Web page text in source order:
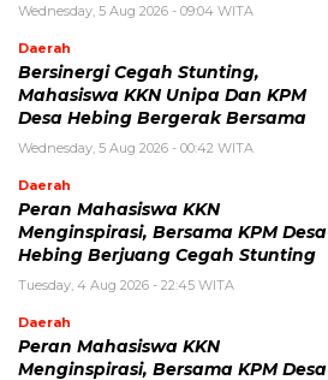
Wednesday, 5 Aug 2026 - 09:04 WITA
Daerah
Bersinergi Cegah Stunting,
Mahasiswa KKN Unipa Dan KPM
Desa Hebing Bergerak Bersama
Wednesday, 5 Aug 2026 - 00:42 WITA
Daerah
Peran Mahasiswa KKN
Menginspirasi, Bersama KPM Desa
Hebing Berjuang Cegah Stunting
Tuesday, 4 Aug 2026 - 22:45 WITA
Daerah
Peran Mahasiswa KKN
Menginspirasi, Bersama KPM Desa